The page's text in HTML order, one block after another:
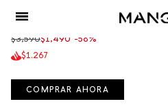
contenido
Jeans Susan
Precio
regular
$3,590$1,490 -58%
$1.267
COMPRAR AHORA